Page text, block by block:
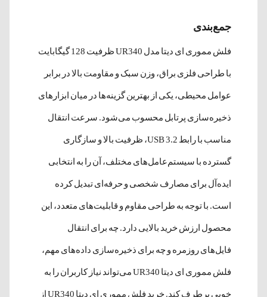
جمع‌بندی
فلش مموری ای دیتا مدل UR340 ظرفیت 128 گیگابایت
با طراحی فلزی براق، وزن سبک و مقاومت بالا در برابر
عوامل محیطی، یکی از بهترین گزینه‌ها در میان ابزارهای
ذخیره‌سازی پرتابل محسوب می‌شود. سرعت انتقال
مناسب با رابط USB 3.2، ظرفیت بالا و سازگاری
گسترده با سیستم‌عامل‌های مختلف، آن را به انتخابی
ایده‌آل برای مصارف شخصی و حرفه‌ای تبدیل کرده
است. با توجه به طراحی مقاوم و قابلیت‌های متعدد، این
محصول ارزش خرید بالایی دارد. چه برای انتقال
فایل‌های روزمره و چه برای ذخیره‌سازی داده‌های مهم،
فلش مموری ای دیتا UR340 می‌تواند نیاز کاربران را به
خوبی برطرف کند. خرید فلش مموری ای دیتا UR340 از